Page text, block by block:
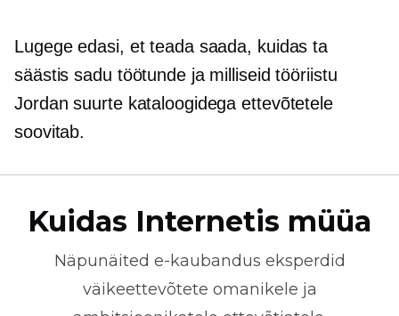
Lugege edasi, et teada saada, kuidas ta
säästis sadu töötunde ja milliseid tööriistu
Jordan suurte kataloogidega ettevõtetele
soovitab.
Kuidas Internetis müüa
Näpunäited e-kaubandus eksperdid
väikeettevõtete omanikele ja